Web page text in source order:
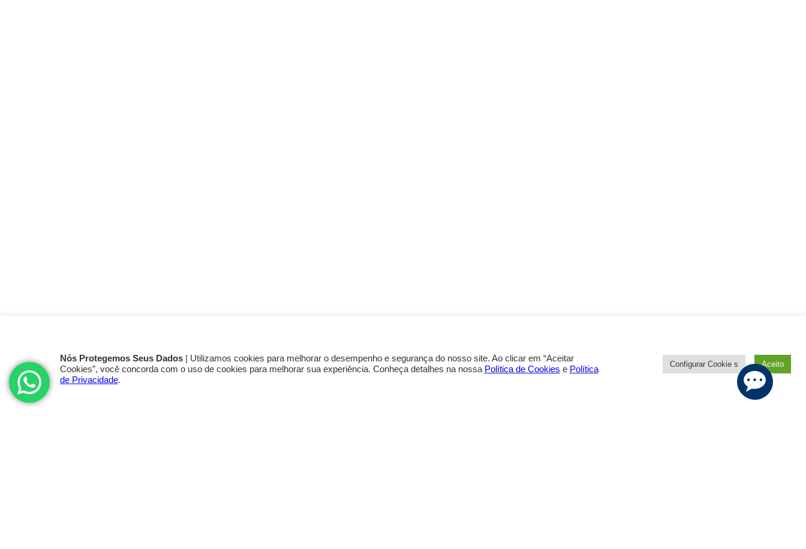
Nós Protegemos Seus Dados| Utilizamos cookies para melhorar o desempenho e segurança do nosso site. Ao clicar em “Aceitar
Cookies”, você concorda com o uso de cookies para melhorar sua experiência. Conheça detalhes na nossa Política de Cookies e Política
de Privacidade.
Configurar Cookie s Aceito